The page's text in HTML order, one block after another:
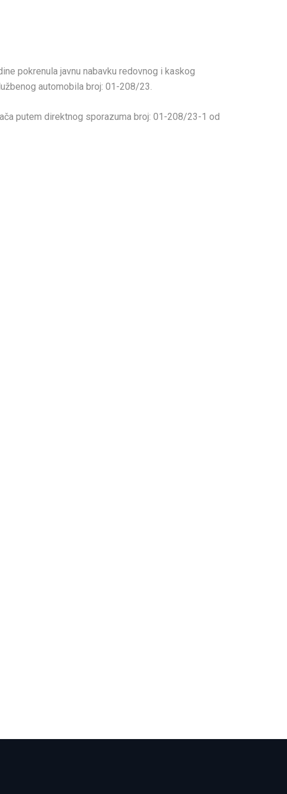
pokrenula javnu nabavku redovnog i kaskog
automobila broj: 01-208/23.
putem direktnog sporazuma broj: 01-208/23-1 od